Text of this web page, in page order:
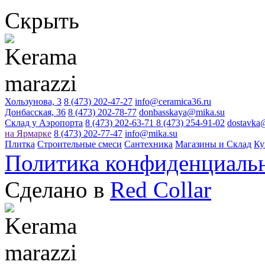
Скрыть
Хользунова, 3 8 (473) 202-47-27 info@ceramica36.ru
Донбасская, 36 8 (473) 202-78-77 donbasskaya@mika.su
Склад у Аэропорта 8 (473) 202-63-71 8 (473) 254-91-02
на Ярмарке 8 (473) 202-77-47 info@mika.su
Плитка Строительные смеси Сантехника Магазины и Склад
Политика
Сделано в Red Collar